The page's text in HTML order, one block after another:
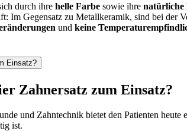
durch ihre helle Farbe sowie ihre natürliche
Im Gegensatz zu Metallkeramik, sind bei
und keine
Einsatz?
Zahnersatz zum Einsatz?
und Zahntechnik bietet den Patienten
ist.